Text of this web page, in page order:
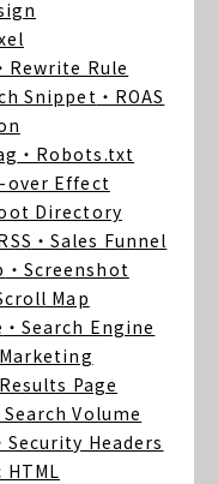
Rewrite Rule
Snippet ・ROAS
・Robots.txt
over Effect
Directory
・Sales Funnel
・Screenshot
Map
・Search Engine
Page
Search Volume
Security Headers
HTML